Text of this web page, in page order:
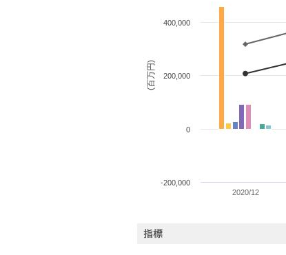
(百万円)
2020/12
-200,000
0
200,000
400,000